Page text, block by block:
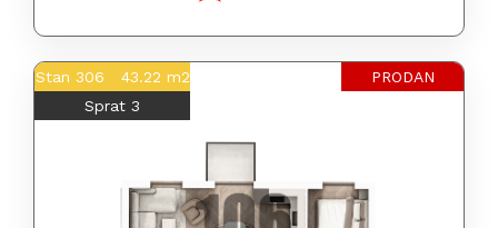
Stan 306 43.22 m2
Sprat 3
PRODAN